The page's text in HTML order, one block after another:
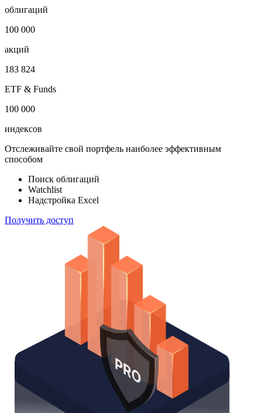
облигаций
100 000
акций
183 824
ETF & Funds
100 000
индексов
Отслеживайте свой портфель наиболее эффективным
способом
Поиск облигаций
Watchlist
Надстройка Excel
Получить доступ